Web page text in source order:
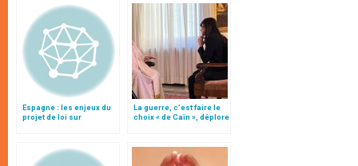
Espagne : les enjeux du
projet de loi sur
La guerre, c’est faire le
choix « de Caïn », déplore